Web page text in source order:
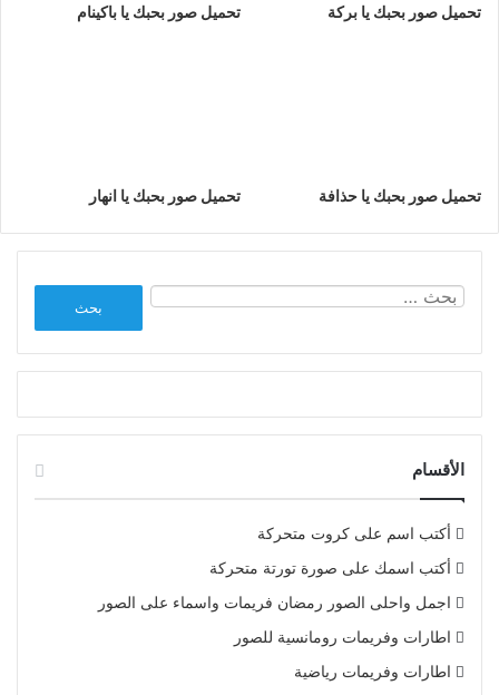
تحميل صور بحبك يا بركة تحميل صور بحبك يا باكينام
تحميل صور بحبك يا حذافة تحميل صور بحبك يا انهار
الأقسام
أكتب اسم على كروت متحركة
أكتب اسمك على صورة تورتة متحركة
اجمل واحلى الصور رمضان فريمات واسماء على الصور
اطارات وفريمات رومانسية للصور
اطارات وفريمات رياضية